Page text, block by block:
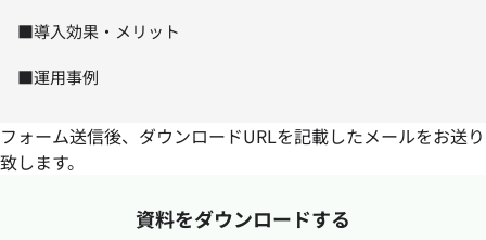
■導入効果・メリット
■運用事例
フォーム送信後、ダウンロードURLを記載したメールをお送り
致します。
資料をダウンロードする